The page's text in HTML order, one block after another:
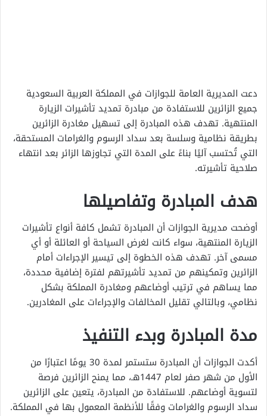
دعت المديرية العامة للجوازات في المملكة العربية السعودية
جميع الزائرين للاستفادة من مبادرة تمديد تأشيرات الزيارة
المنتهية. تهدف هذه المبادرة إلى تسهيل مغادرة الزائرين
بطريقة نظامية وسلسة بعد سداد الرسوم والغرامات المستحقة،
التي تُحتسب آليًا بناءً على المدة التي تجاوزها الزائر بعد انتهاء
صلاحية تأشيرته.
هدف المبادرة وتفاصيلها
أوضحت مديرية الجوازات أن المبادرة تشمل كافة أنواع تأشيرات
الزيارة المنتهية، سواء كانت لغرض السياحة أو العائلة أو أي
مسمى آخر. تهدف هذه الخطوة إلى تيسير الإجراءات أمام
الزائرين وتمكينهم من تمديد تأشيرتهم لفترة إضافية محددة،
مما يساهم في ترتيب أوضاعهم ومغادرة المملكة بشكل
نظامي، وبالتالي تقليل المخالفات والإجراءات على المغادرين.
مدة المبادرة وبدء التنفيذ
أكدت الجوازات أن المبادرة ستستمر لمدة 30 يومًا اعتبارًا من
الأول من شهر صفر لعام 1447هـ، مما يمنح الزائرين فرصة
لتسوية أوضاعهم. للاستفادة من المبادرة، يتعين على الزائرين
سداد الرسوم والغرامات وفقًا للأنظمة المعمول بها في المملكة.